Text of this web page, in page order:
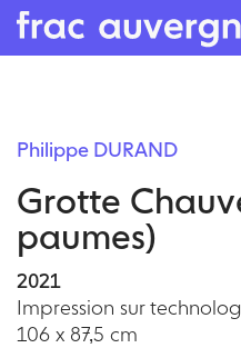
content
Philippe DURAND
Grotte
paumes)
2021
Impression sur
106 x 87,5 cm